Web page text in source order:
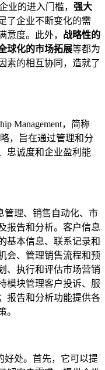
业的进入门槛， 强大
了企业不断变化的需
意度。此外， 战略性的
球化的市场拓展等都为
素的相互协同，造就了
Management，简称
，旨在通过管理和分
忠诚度和企业盈利能
管理、销售自动化、市
报告和分析。客户信息
基本信息、联系记录和
会、管理销售流程和预
、执行和评估市场营销
模块管理客户投诉、服
报告和分析功能提供各
。
好处。首先，它可以提